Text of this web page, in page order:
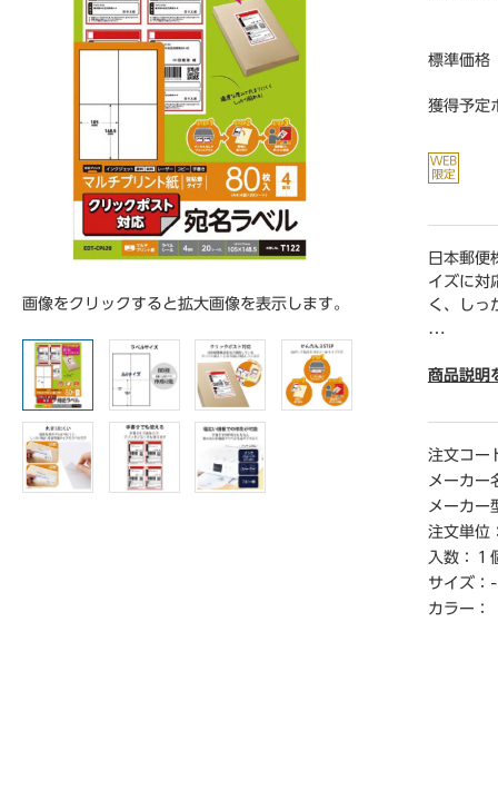
画像をクリックすると拡大画像を表示します。
標準価格
獲得予定
日本郵便
イズに対
く、しっ
※A4サイ
● 坪量／
● カット
● 一片
● 単位／
商品説明
注文コー
メーカー
メーカー
注文単位
入数：
１
サイズ： -
カラー：